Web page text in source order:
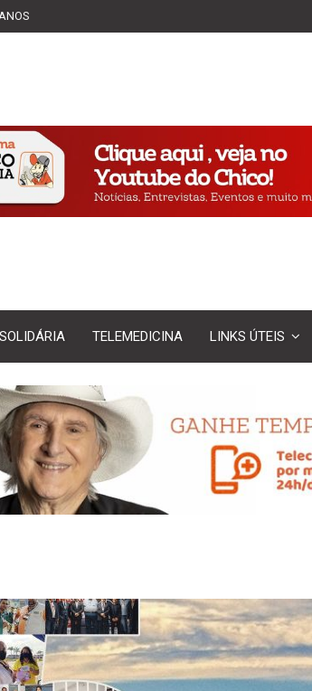
TELEMEDICINA LINKS ÚTEIS